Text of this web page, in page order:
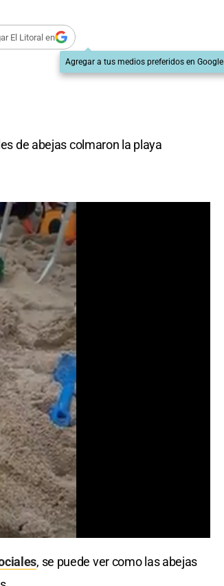
El Litoral en
Agregar a tus medios preferidos en Google
de abejas colmaron la playa
, se puede ver como las abejas